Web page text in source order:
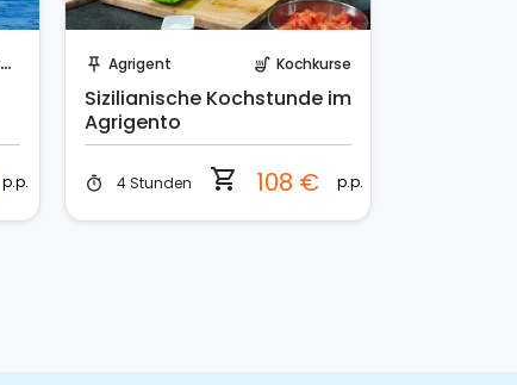
p.p.
push_pin Agrigent soup_kitchen Kochkurse
Sizilianische Kochstunde im
Agrigento
timer 4 Stunden shopping_cart 108 € p.p.